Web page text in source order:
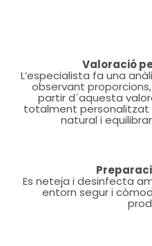
Valoració
L’especialista fa una
observant
partir d´aquesta
totalment personalitzat
natural i
Es neteja i desinfecta
entorn segur i